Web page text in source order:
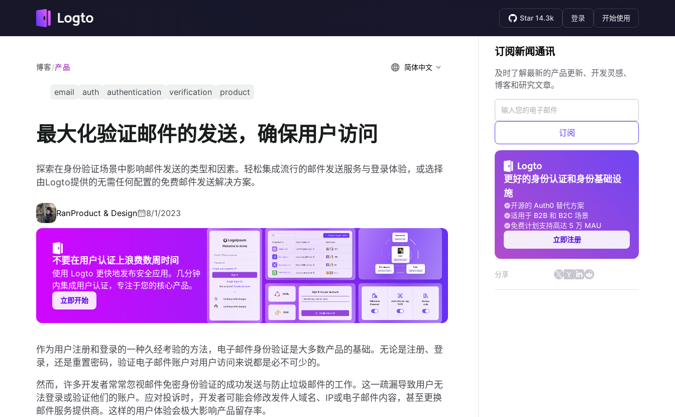
Star 14.3k 登录 开始使用
博客/产品 简体中文
email auth authentication verification product
最大化验证邮件的发送，确保用户访问
探索在身份验证场景中影响邮件发送的类型和因素。轻松集成流行的邮件发送服务与登录体验，或选择
由Logto提供的无需任何配置的免费邮件发送解决方案。
RanProduct & Design 8/1/2023
不要在用户认证上浪费数周时间
使用 Logto 更快地发布安全应用。几分钟
内集成用户认证，专注于您的核心产品。
立即开始
作为用户注册和登录的一种久经考验的方法，电子邮件身份验证是大多数产品的基础。无论是注册、登
录，还是重置密码，验证电子邮件账户对用户访问来说都是必不可少的。
然而，许多开发者常常忽视邮件免密身份验证的成功发送与防止垃圾邮件的工作。这一疏漏导致用户无
法登录或验证他们的账户。应对投诉时，开发者可能会修改发件人域名、IP或电子邮件内容，甚至更换
邮件服务提供商。这样的用户体验会极大影响产品留存率。
订阅新闻通讯
及时了解最新的产品更新、开发灵感、
博客和研究文章。
订阅
更好的身份认证和身份基础设
施
开源的 Auth0 替代方案
适用于 B2B 和 B2C 场景
免费计划支持高达 5 万 MAU
立即注册
分享